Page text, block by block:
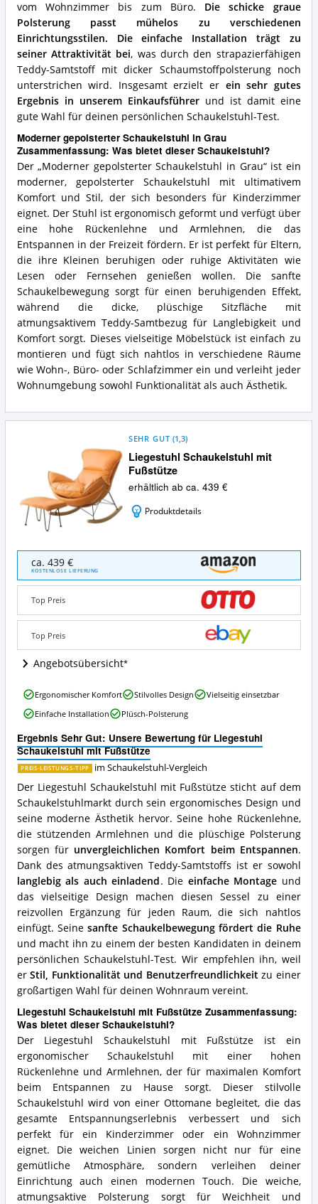
vom Wohnzimmer bis zum Büro. Die schicke graue
Polsterung passt mühelos zu verschiedenen
Einrichtungsstilen.
Die einfache Installation trägt zu
seiner Attraktivität bei, was durch den strapazierfähigen
Teddy-Samtstoff mit dicker Schaumstoffpolsterung noch
unterstrichen wird. Insgesamt erzielt er ein sehr gutes
Ergebnis in unserem Einkaufsführerund ist damit eine
gute Wahl für deinen persönlichen Schaukelstuhl-Test.
Moderner gepolsterter Schaukelstuhl in Grau
Zusammenfassung: Was bietet dieser Schaukelstuhl?
Der „Moderner gepolsterter Schaukelstuhl in Grau“ ist ein
moderner, gepolsterter Schaukelstuhl mit ultimativem
Komfort und Stil, der sich besonders für Kinderzimmer
eignet. Der Stuhl ist ergonomisch geformt und verfügt über
eine hohe Rückenlehne und Armlehnen, die das
Entspannen in der Freizeit fördern. Er ist perfekt für Eltern,
die ihre Kleinen beruhigen oder ruhige Aktivitäten wie
Lesen oder Fernsehen genießen wollen. Die sanfte
Schaukelbewegung sorgt für einen beruhigenden Effekt,
während die dicke, plüschige Sitzfläche mit
atmungsaktivem Teddy-Samtbezug für Langlebigkeit und
Komfort sorgt. Dieses vielseitige Möbelstück ist einfach zu
montieren und fügt sich nahtlos in verschiedene Räume
wie Wohn-, Büro- oder Schlafzimmer ein und verleiht jeder
Wohnumgebung sowohl Funktionalität als auch Ästhetik.
Liegestuhl Schaukelstuhl mit
Fußstütze
SEHR GUT (1,3)
erhältlich ab ca. 439 €
Produktdetails
Liegestuhl
Schaukelstuhl
mit
Fußstütze
Angebote:
Wo
dieser
Schaukelstuhl
erhältlich?
ca. 439 €
KOSTENLOSE LIEFERUNG
Top Preis
Top Preis
Angebotsübersicht
Ergebnis Sehr Gut: Unsere Bewertung für Liegestuhl
Schaukelstuhl mit Fußstütze
PREIS-LEISTUNGS-TIPP im Schaukelstuhl-Vergleich
Der Liegestuhl Schaukelstuhl mit Fußstütze sticht auf dem
Schaukelstuhlmarkt durch sein ergonomisches Design und
seine moderne Ästhetik hervor. Seine hohe Rückenlehne,
die stützenden Armlehnen und die plüschige Polsterung
sorgen für unvergleichlichen Komfort beim Entspannen.
Dank des atmungsaktiven Teddy-Samtstoffs ist er sowohl
langlebig als auch einladend. Die einfache Montage und
das vielseitige Design machen diesen Sessel zu einer
reizvollen Ergänzung für jeden Raum, die sich nahtlos
einfügt. Seinesanfte Schaukelbewegung fördert die Ruhe
und macht ihn zu einem der besten Kandidaten in deinem
persönlichen Schaukelstuhl-Test. Wir empfehlen ihn, weil
erStil, Funktionalität und Benutzerfreundlichkeitzu einer
großartigen Wahl für deinen Wohnraum vereint.
Liegestuhl Schaukelstuhl mit Fußstütze Zusammenfassung:
Was bietet dieser Schaukelstuhl?
Der Liegestuhl Schaukelstuhl mit Fußstütze ist ein
ergonomischer Schaukelstuhl mit einer hohen
Rückenlehne und Armlehnen, der für maximalen Komfort
beim Entspannen zu Hause sorgt. Dieser stilvolle
Schaukelstuhl wird von einer Ottomane begleitet, die das
gesamte Entspannungserlebnis verbessert und sich
perfekt für ein Kinderzimmer oder ein Wohnzimmer
eignet. Die weichen Linien sorgen nicht nur für eine
gemütliche Atmosphäre, sondern verleihen deiner
Einrichtung auch einen modernen Touch. Die weiche,
atmungsaktive Polsterung sorgt für Weichheit und
Liegestuhl
Schaukelstuhl
mit
Vorteile:
Was
spricht
für
diesen
Schaukelstuhl?
Ergonomischer Komfort Stilvolles Design
Vielseitig einsetzbar
Einfache Installation
Plüsch-Polsterung